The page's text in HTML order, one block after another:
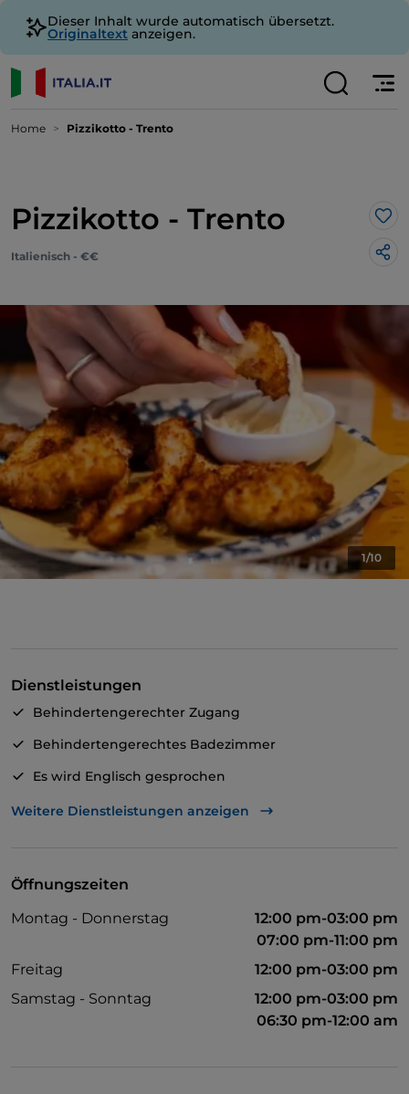
Dieser Inhalt wurde automatisch übersetzt.
Originaltext anzeigen.
Home Pizzikotto - Trento
Pizzikotto - Trento
Italienisch - €€
1/10
Dienstleistungen
Behindertengerechter Zugang
Behindertengerechtes Badezimmer
Es wird Englisch gesprochen
Kindermenü
Weitere Dienstleistungen anzeigen
Öffnungszeiten
Montag - Donnerstag
12:00 pm-03:00 pm
07:00 pm-11:00 pm
Freitag
12:00 pm-03:00 pm
Samstag - Sonntag
12:00 pm-03:00 pm
06:30 pm-12:00 am